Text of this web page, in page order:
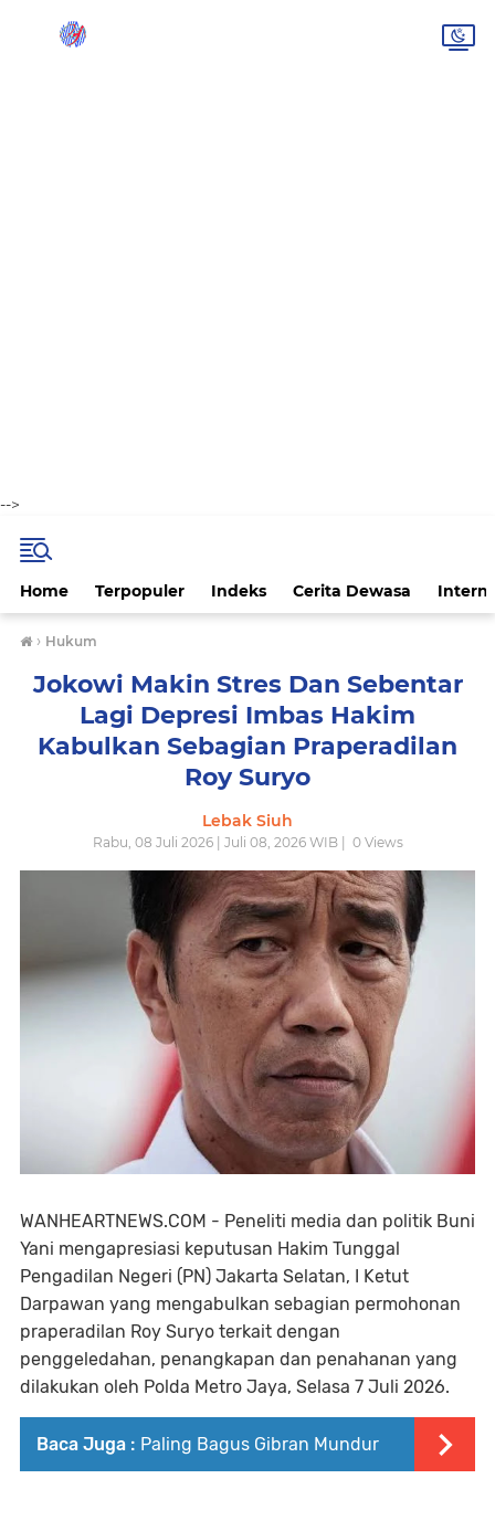
-->
Home Terpopuler Indeks Cerita Dewasa
› Hukum
Jokowi Makin Stres Dan Sebentar
Lagi Depresi Imbas Hakim
Kabulkan Sebagian Praperadilan
Roy Suryo
Lebak Siuh
Rabu, 08 Juli 2026 | Juli 08, 2026 WIB | 0Views
WANHEARTNEWS.COM - Peneliti media dan politik Buni
Yani mengapresiasi keputusan Hakim Tunggal
Pengadilan Negeri (PN) Jakarta Selatan, I Ketut
Darpawan yang mengabulkan sebagian permohonan
praperadilan Roy Suryo terkait dengan
penggeledahan, penangkapan dan penahanan yang
dilakukan oleh Polda Metro Jaya, Selasa 7 Juli 2026.
Baca Juga : Paling Bagus Gibran Mundur